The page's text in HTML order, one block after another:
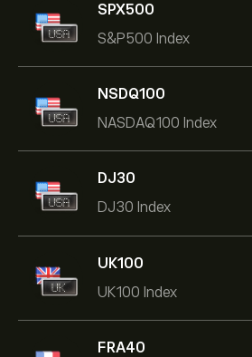
SPX500
S&P500 Index
NSDQ100
NASDAQ100 Index
DJ30
DJ30 Index
UK100
UK100 Index
FRA40